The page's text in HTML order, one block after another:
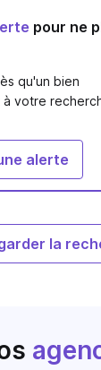
pour ne
qu'un bien
votre
alerte
la